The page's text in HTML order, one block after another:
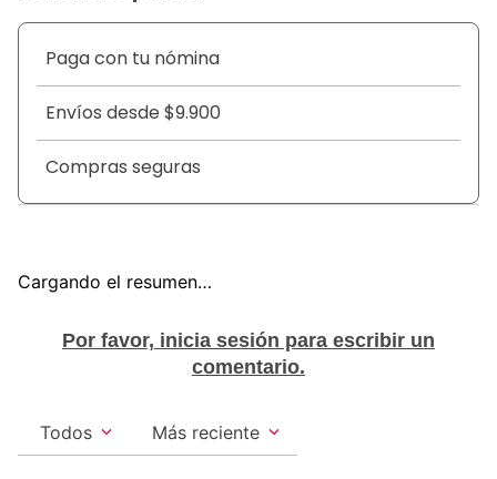
seguridad.
Paga con tu nómina
Envíos desde $9.900
Compras seguras
Cargando el resumen…
Por favor, inicia sesión para escribir un
comentario.
Más reciente
Todos